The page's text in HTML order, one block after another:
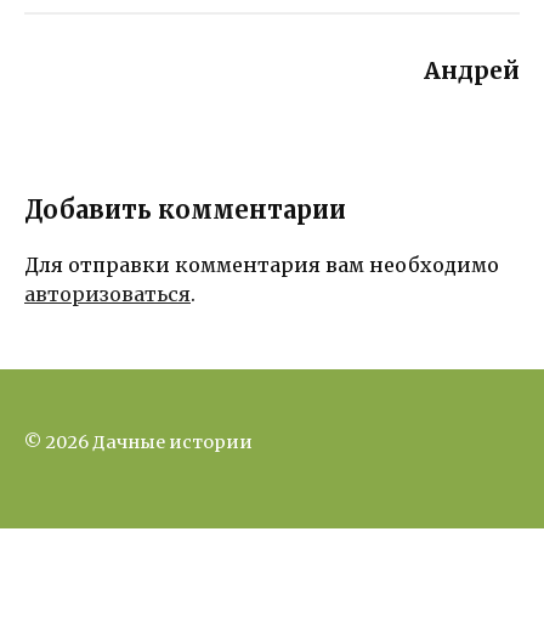
Андрей
Добавить комментарии
Для отправки комментария вам необходимо
авторизоваться.
© 2026 Дачные истории